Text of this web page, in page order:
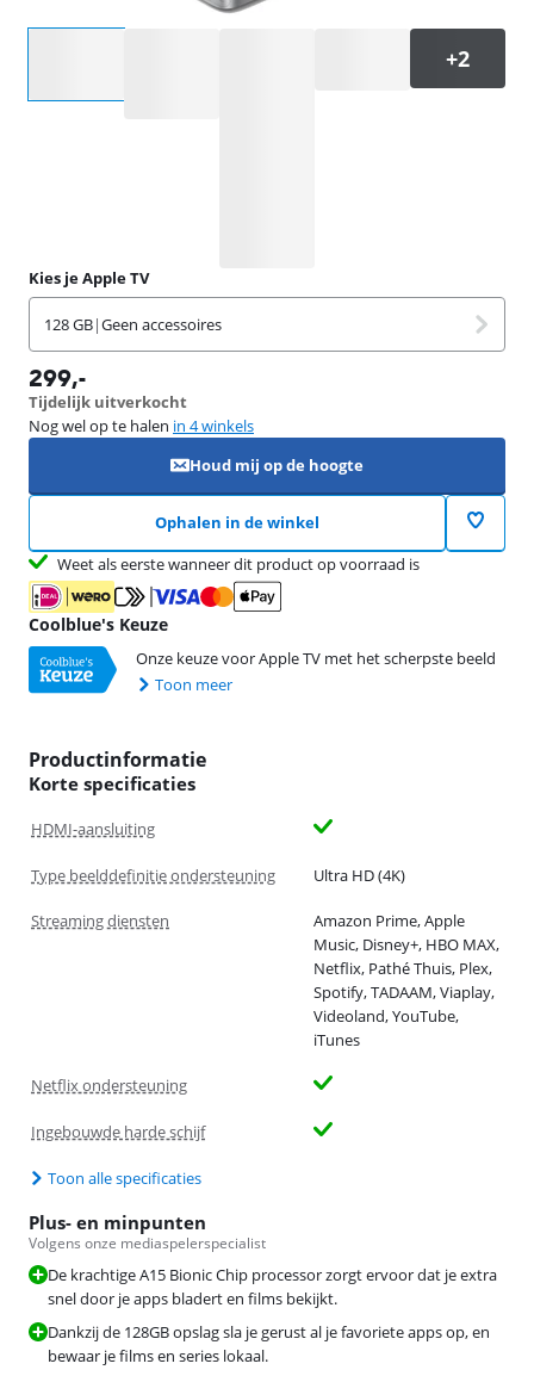
Kies je Apple TV
128 GB|Geen accessoires
299,-
Tijdelijk uitverkocht
Nog wel op te halen in 4 winkels
Houd mij op de hoogte
Ophalen in de winkel
Weet als eerste wanneer dit product op voorraad is
Coolblue's Keuze
Onze keuze voor Apple TV met het scherpste beeld
Toon meer
Productinformatie
Korte specificaties
HDMI-aansluiting
Type beelddefinitie ondersteuning Ultra HD (4K)
Streaming diensten
Amazon Prime, Apple
Music, Disney+, HBO MAX,
Netflix, Pathé Thuis, Plex,
Spotify, TADAAM, Viaplay,
Videoland, YouTube,
iTunes
Netflix ondersteuning
Ingebouwde harde schijf
Toon alle specificaties
Plus- en minpunten
Volgens onze mediaspelerspecialist
De krachtige A15 Bionic Chip processor zorgt ervoor dat je extra
snel door je apps bladert en films bekijkt.
Dankzij de 128GB opslag sla je gerust al je favoriete apps op, en
bewaar je films en series lokaal.